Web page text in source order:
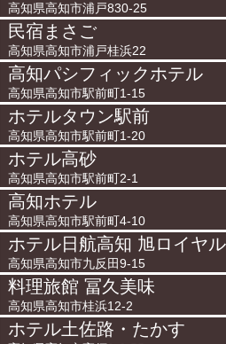
高知県高知市浦戸830-25
民宿まさご
高知県高知市浦戸桂浜22
高知パシフィックホテル
高知県高知市駅前町1-15
ホテルタウン駅前
高知県高知市駅前町1-20
ホテル高砂
高知県高知市駅前町2-1
高知ホテル
高知県高知市駅前町4-10
ホテル日航高知 旭ロイヤル
高知県高知市九反田9-15
料理旅館 冨久美味
高知県高知市桂浜12-2
ホテル土佐路・たかす